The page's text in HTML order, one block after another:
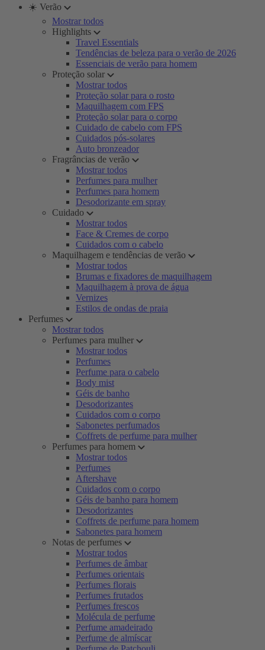
☀️ Verão
Mostrar todos
Highlights
Travel Essentials
Tendências de beleza para o verão de 2026
Essenciais de verão para homem
Proteção solar
Mostrar todos
Proteção solar para o rosto
Maquilhagem com FPS
Proteção solar para o corpo
Cuidado de cabelo com FPS
Cuidados pós-solares
Auto bronzeador
Fragrâncias de verão
Mostrar todos
Perfumes para mulher
Perfumes para homem
Desodorizante em spray
Cuidado
Mostrar todos
Face & Cremes de corpo
Cuidados com o cabelo
Maquilhagem e tendências de verão
Mostrar todos
Brumas e fixadores de maquilhagem
Maquilhagem à prova de água
Vernizes
Estilos de ondas de praia
Perfumes
Mostrar todos
Perfumes para mulher
Mostrar todos
Perfumes
Perfume para o cabelo
Body mist
Géis de banho
Desodorizantes
Cuidados com o corpo
Sabonetes perfumados
Coffrets de perfume para mulher
Perfumes para homem
Mostrar todos
Perfumes
Aftershave
Cuidados com o corpo
Géis de banho para homem
Desodorizantes
Coffrets de perfume para homem
Sabonetes para homem
Notas de perfumes
Mostrar todos
Perfumes de âmbar
Perfumes orientais
Perfumes florais
Perfumes frutados
Perfumes frescos
Molécula de perfume
Perfume amadeirado
Perfume de almíscar